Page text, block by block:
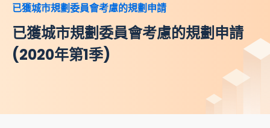
已獲城市規劃委員會考慮的規劃申請
已獲城市規劃委員會考慮的規劃申請
(2020年第1季)